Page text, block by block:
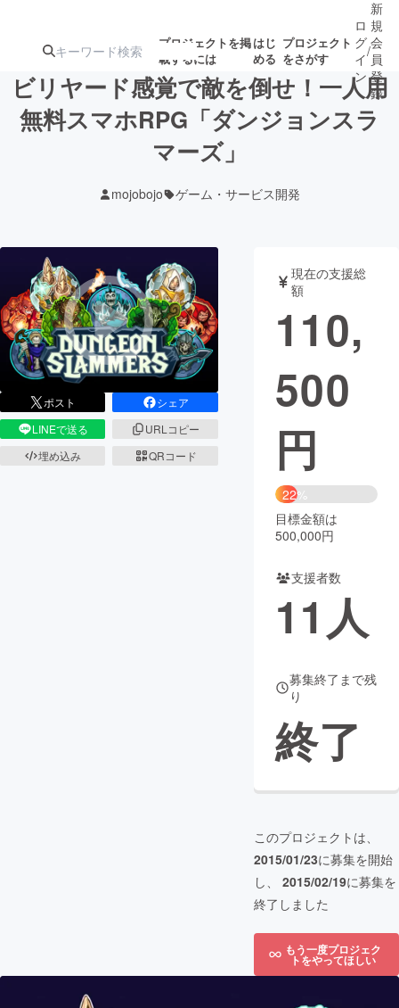
プロジェクトを掲
載するには
はじ
める
プロジェクト
をさがす
注目の新着プロ募集終了が近いプ
テクノロジー・ガジェット
映像・映画 書籍・雑誌
ビジネス・起業 チャレンジ
まちづくり・地域活性化
CAMPFIRE Creation
コミュニティ
ロ
グ
イ
ン
/
新
規
会
員
登
録
ビリヤード感覚で敵を倒せ！一人用
無料スマホRPG「ダンジョンスラ
マーズ」
mojobojo ゲーム・サービス開発
ポスト
シェア
LINEで送る
URLコピー
埋め込み
QRコード
現在の支援総
額
110,
500
円
22%
目標金額は
500,000円
支援者数
11 人
募集終了まで残
り
終了
このプロジェクトは、
2015/01/23に募集を開始
し、 2015/02/19に募集を
終了しました
もう一度プロジェク
トをやってほしい